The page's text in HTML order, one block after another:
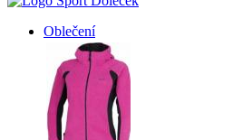
Oblečení